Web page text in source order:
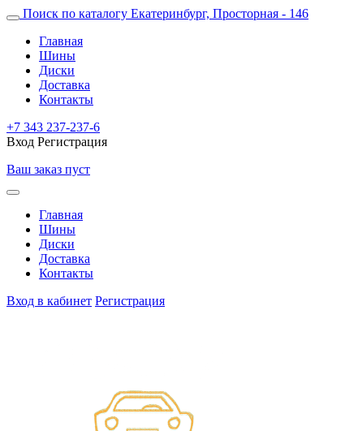
Поиск по каталогу Екатеринбург, Просторная - 146
Главная
Шины
Диски
Доставка
Контакты
+7 343 237-237-6
Вход Регистрация
Ваш заказ пуст
Главная
Шины
Диски
Доставка
Контакты
Вход в кабинет Регистрация